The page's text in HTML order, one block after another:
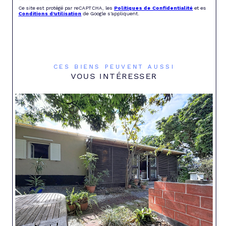
Ce site est protégé par reCAPTCHA, les Politiques de Confidentialité et es
Conditions d'utilisation de Google s'appliquent.
CES BIENS PEUVENT AUSSI
VOUS INTÉRESSER